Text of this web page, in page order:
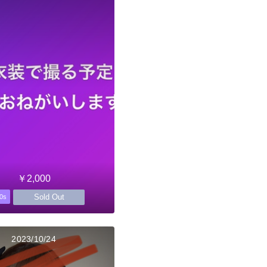
￥2,000
Sold Out
2023/10/24